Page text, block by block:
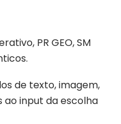
PR GEO, SM
de texto, imagem,
ao input da escolha